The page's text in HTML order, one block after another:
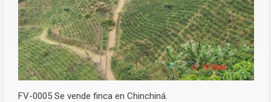
FV-0005 Se vende finca en Chinchiná.